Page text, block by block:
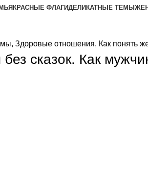
КРАСНЫЕ ФЛАГИДЕЛИКАТНЫЕ ТЕМЫ
, Здоровые отношения, Как понять
сказок. Как